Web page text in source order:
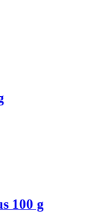
100 g